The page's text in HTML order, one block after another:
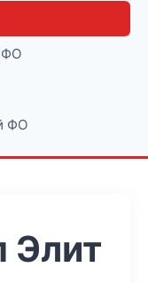
ФО
ФО
Элит